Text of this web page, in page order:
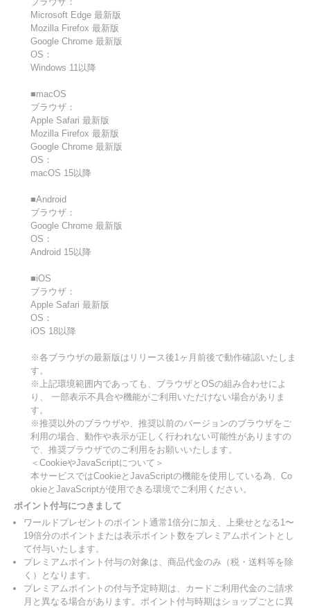
Microsoft Edge 最新版
Mozilla Firefox 最新版
Google Chrome 最新版
OS：
Windows 11以降
■macOS
ブラウザ：
Apple Safari 最新版
Mozilla Firefox 最新版
Google Chrome 最新版
OS：
macOS 15以降
■Android
ブラウザ：
Google Chrome 最新版
OS：
Android 15以降
■iOS
ブラウザ：
Apple Safari 最新版
OS：
iOS 18以降
※各ブラウザの最新版はリリース後1ヶ月前後で動作確認いたしま
す。
※上記環境範囲内であっても、ブラウザとOSの組み合わせによ
り、 一部表示不具合や機能がご利用いただけない場合がありま
す。
※推奨以外のブラウザや、推奨以前のバージョンのブラウザをご
利用の場合、動作や表示が正しく行われない可能性がありますの
で、推奨ブラウザでのご利用をお願いいたします。
＜CookieやJavaScriptについて＞
本サービスではCookieとJavaScriptの機能を使用している為、Co
okieとJavaScriptが使用できる環境でご利用ください。
ポイント付与につきまして
ワールドプレゼントのポイント通常1倍分に加え、上乗せとなる1〜
19倍分のポイントまたは表示ポイント数をプレミアムポイントとし
て付与いたします。
プレミアムポイント付与の対象は、商品代金のみ（税・送料等を除
く）となります。
プレミアムポイントの付与予定時期は、カードご利用代金のご請求
月と異なる場合があります。ポイント付与時期はショップごとに異